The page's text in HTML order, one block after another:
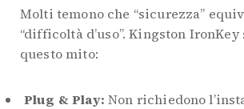
Molti temono che “sicurezza”
“difficoltà d’uso”. Kingston
questo mito:
Plug & Play: Non richiedono